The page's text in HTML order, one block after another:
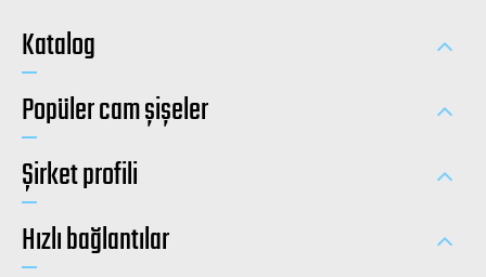
Katalog
Popüler cam şişeler
Şirket profili
Hızlı bağlantılar